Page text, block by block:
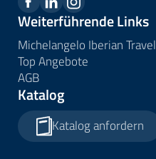
Weiterführende Links
Michelangelo Iberian Travel
Top Angebote
AGB
Katalog
Katalog anfordern